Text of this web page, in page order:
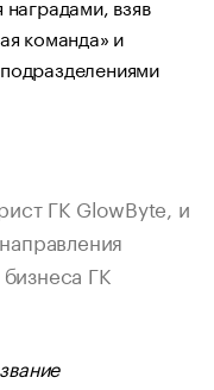
команда» и
ГК GlowByte, и
ГК